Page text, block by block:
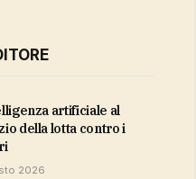
della lotta contro i
2026